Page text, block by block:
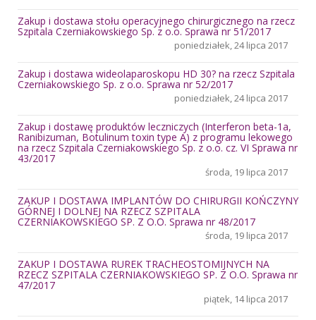
Zakup i dostawa stołu operacyjnego chirurgicznego na rzecz
Szpitala Czerniakowskiego Sp. z o.o. Sprawa nr 51/2017
poniedziałek, 24 lipca 2017
Zakup i dostawa wideolaparoskopu HD 30? na rzecz Szpitala
Czerniakowskiego Sp. z o.o. Sprawa nr 52/2017
poniedziałek, 24 lipca 2017
Zakup i dostawę produktów leczniczych (Interferon beta-1a,
Ranibizuman, Botulinum toxin type A) z programu lekowego
na rzecz Szpitala Czerniakowskiego Sp. z o.o. cz. VI Sprawa nr
43/2017
środa, 19 lipca 2017
ZAKUP I DOSTAWA IMPLANTÓW DO CHIRURGII KOŃCZYNY
GÓRNEJ I DOLNEJ NA RZECZ SZPITALA
CZERNIAKOWSKIEGO SP. Z O.O. Sprawa nr 48/2017
środa, 19 lipca 2017
ZAKUP I DOSTAWA RUREK TRACHEOSTOMIJNYCH NA
RZECZ SZPITALA CZERNIAKOWSKIEGO SP. Z O.O. Sprawa nr
47/2017
piątek, 14 lipca 2017